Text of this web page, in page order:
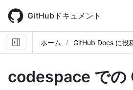
main
content
GitHubドキュメント
ホーム GitHub Docs に投
codespace での